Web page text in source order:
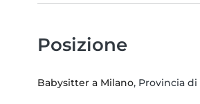
Posizione
Babysitter a Milano, Provincia